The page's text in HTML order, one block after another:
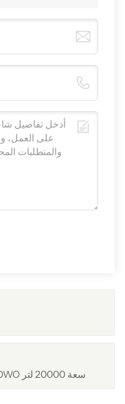
شاحنة تزويد وقود الطائرات HOWO سعة 20000 لتر